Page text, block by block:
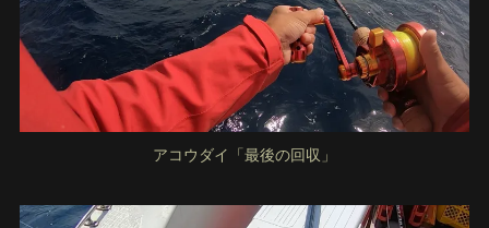
アコウダイ「最後の回収」